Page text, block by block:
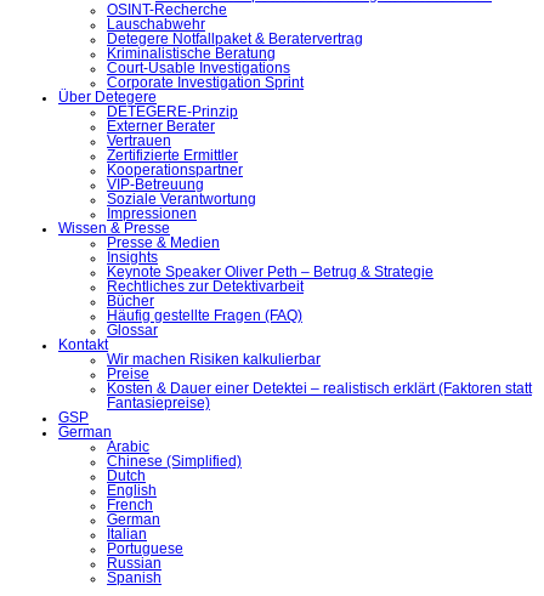
OSINT-Recherche
Lauschabwehr
Detegere Notfallpaket & Beratervertrag
Kriminalistische Beratung
Court-Usable Investigations
Corporate Investigation Sprint
Über Detegere
DETEGERE-Prinzip
Externer Berater
Vertrauen
Zertifizierte Ermittler
Kooperationspartner
VIP-Betreuung
Soziale Verantwortung
Impressionen
Wissen & Presse
Presse & Medien
Insights
Keynote Speaker Oliver Peth – Betrug & Strategie
Rechtliches zur Detektivarbeit
Bücher
Häufig gestellte Fragen (FAQ)
Glossar
Kontakt
Wir machen Risiken kalkulierbar
Preise
Kosten & Dauer einer Detektei – realistisch erklärt (Faktoren statt
Fantasiepreise)
GSP
German
Arabic
Chinese (Simplified)
Dutch
English
French
German
Italian
Portuguese
Russian
Spanish